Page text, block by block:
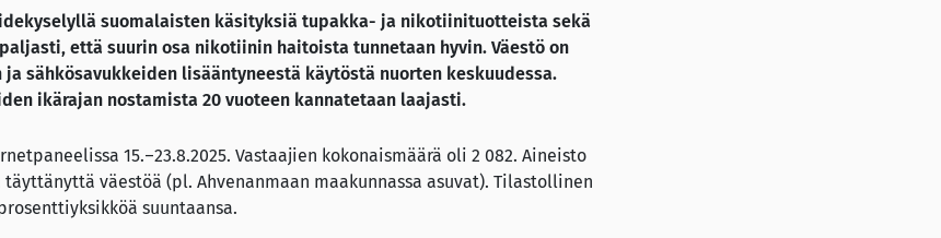
suomalaisten käsityksiä tupakka- ja nikotiinituotteista sekä
että suurin osa nikotiinin haitoista tunnetaan hyvin. Väestö on
sähkösavukkeiden lisääntyneestä käytöstä nuorten keskuudessa.
ikärajan nostamista 20 vuoteen kannatetaan laajasti.
15.–23.8.2025. Vastaajien kokonaismäärä oli 2 082. Aineisto
väestöä (pl. Ahvenanmaan maakunnassa asuvat). Tilastollinen
suuntaansa.